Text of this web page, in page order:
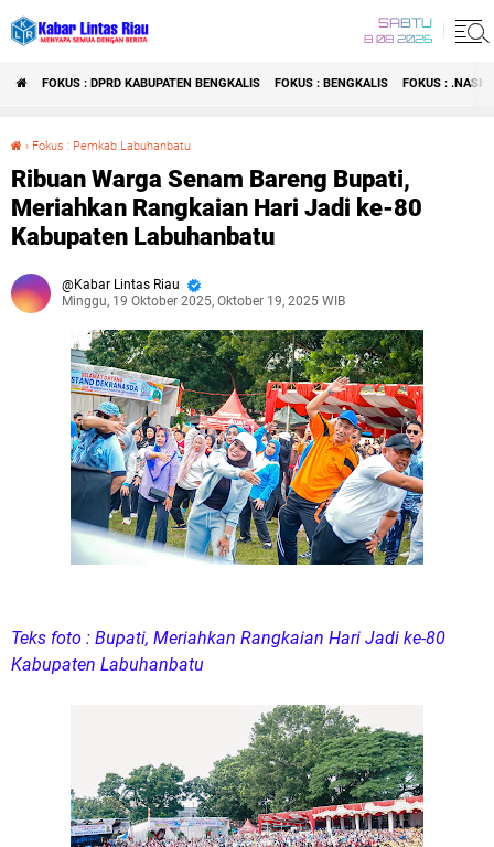
SABTU
8 08 2026
FOKUS : DPRD KABUPATEN BENGKALIS FOKUS : BENGKALIS FOKUS :
› Fokus : Pemkab Labuhanbatu
Ribuan Warga Senam Bareng Bupati,
Meriahkan Rangkaian Hari Jadi ke-80
Kabupaten Labuhanbatu
Kabar Lintas Riau
Minggu, 19 Oktober 2025, Oktober 19, 2025 WIB
Teks foto : Bupati, Meriahkan Rangkaian Hari Jadi ke-80
Kabupaten Labuhanbatu